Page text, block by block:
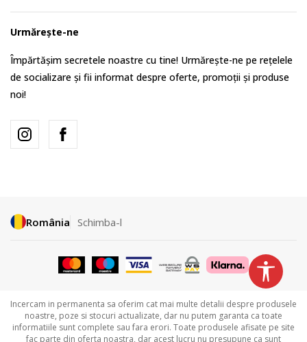
Urmărește-ne
Împărtășim secretele noastre cu tine! Urmărește-ne pe rețelele
de socializare și fii informat despre oferte, promoții și produse
noi!
România Schimba-l
Incercam in permanenta sa oferim cat mai multe detalii despre produsele
noastre, poze si stocuri actualizate, dar nu putem garanta ca toate
informatiile sunt complete sau fara erori. Toate produsele afisate pe site
fac parte din oferta noastra, dar acest lucru nu presupune ca sunt